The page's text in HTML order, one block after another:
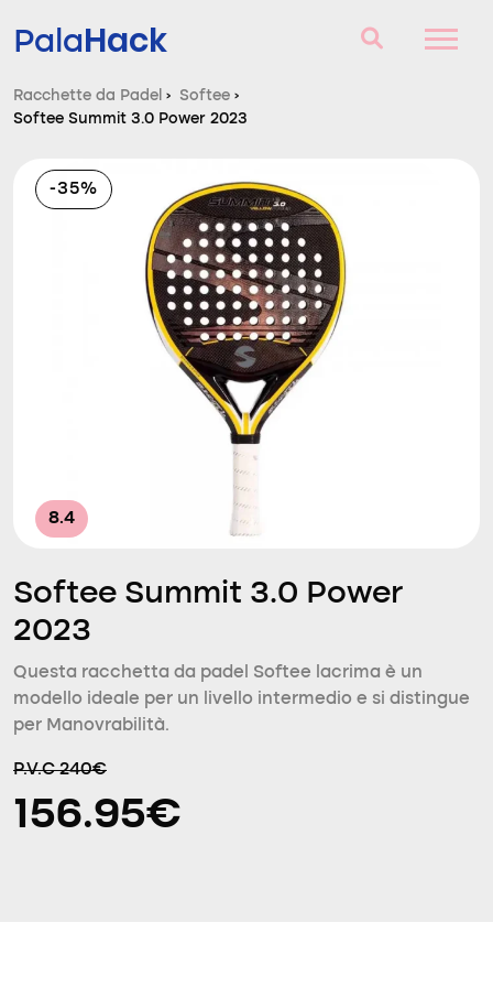
PalaHack
Racchette da Padel
Domande e risposte
Comparatore
Racchette da Padel › Softee ›
Softee Summit 3.0 Power 2023
-35%
8.4
Softee Summit 3.0 Power
2023
Questa racchetta da padel Softee lacrima è un
modello ideale per un livello intermedio e si distingue
per Manovrabilità.
P.V.C 240€
156.95€